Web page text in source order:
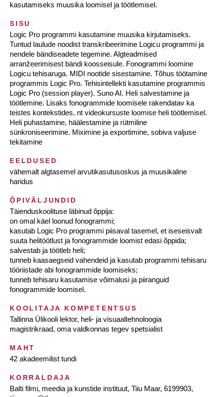
kasutamiseks muusika loomisel ja töötlemisel.
SISU
Logic Pro programmi kasutamine muusika kirjutamiseks.
Tuntud laulude noodist transkribeerimine Logicu programmi ja
nendele bändiseadete tegemine. Algteadmised
arranžeerimisest bändi koosseisule. Fonogrammi loomine
Logicu tehisaruga. MIDI nootide sisestamine. Tõhus töötamine
programmis Logic Pro. Tehisintellekti kasutamine programmis
Logic Pro (session player). Suno AI. Heli salvestamine ja
töötlemine. Lisaks fonogrammide loomisele rakendatav ka
teistes kontekstides, nt videokursuste loomise heli töötlemisel.
Heli puhastamine, häälestamine ja rütmiline
sünkroniseerimine. Miximine ja exportimine, sobiva valjuse
tekitamine
EELDUSED
vähemalt algtasemel arvutikasutusoskus ja muusikaline
haridus
ÕPIVÄLJUNDID
Täienduskoolituse läbinud õppija:
on omal käel loonud fonogrammi;
kasutab Logic Pro programmi piisaval tasemel, et iseseisvalt
suuta helitöötlust ja fonogrammide loomist edasi õppida;
salvestab ja töötleb heli;
tunneb kaasaegseid vahendeid ja kasutab programmi tehisaru
tööriistade abi fonogrammide loomiseks;
tunneb tehisaru kasutamise võimalusi ja piiranguid
fonogrammide loomisel.
KOOLITAJA KOMPETENTSUS
Tallinna Ülikooli lektor, heli- ja visuaaltehnoloogia
magistrikraad, oma valdkonnas tegev spetsialist
MAHT
42 akadeemilist tundi
KORRALDAJA
Balti filmi, meedia ja kunstide instituut, Tiiu Maar, 6199903,